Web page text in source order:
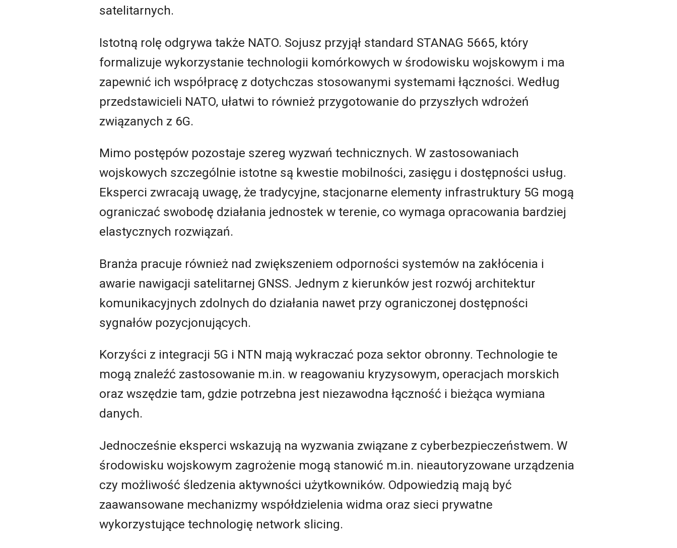
satelitarnych.
Istotną rolę odgrywa także NATO. Sojusz przyjął standard STANAG 5665, który
formalizuje wykorzystanie technologii komórkowych w środowisku wojskowym i ma
zapewnić ich współpracę z dotychczas stosowanymi systemami łączności. Według
przedstawicieli NATO, ułatwi to również przygotowanie do przyszłych wdrożeń
związanych z 6G.
Mimo postępów pozostaje szereg wyzwań technicznych. W zastosowaniach
wojskowych szczególnie istotne są kwestie mobilności, zasięgu i dostępności usług.
Eksperci zwracają uwagę, że tradycyjne, stacjonarne elementy infrastruktury 5G mogą
ograniczać swobodę działania jednostek w terenie, co wymaga opracowania bardziej
elastycznych rozwiązań.
Branża pracuje również nad zwiększeniem odporności systemów na zakłócenia i
awarie nawigacji satelitarnej GNSS. Jednym z kierunków jest rozwój architektur
komunikacyjnych zdolnych do działania nawet przy ograniczonej dostępności
sygnałów pozycjonujących.
Korzyści z integracji 5G i NTN mają wykraczać poza sektor obronny. Technologie te
mogą znaleźć zastosowanie m.in. w reagowaniu kryzysowym, operacjach morskich
oraz wszędzie tam, gdzie potrzebna jest niezawodna łączność i bieżąca wymiana
danych.
Jednocześnie eksperci wskazują na wyzwania związane z cyberbezpieczeństwem. W
środowisku wojskowym zagrożenie mogą stanowić m.in. nieautoryzowane urządzenia
czy możliwość śledzenia aktywności użytkowników. Odpowiedzią mają być
zaawansowane mechanizmy współdzielenia widma oraz sieci prywatne
wykorzystujące technologię network slicing.